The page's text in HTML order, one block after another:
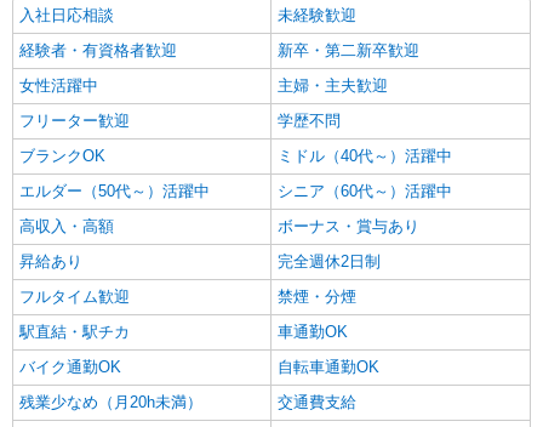
入社日応相談
未経験歓迎
経験者・有資格者歓迎
新卒・第二新卒歓迎
女性活躍中
主婦・主夫歓迎
フリーター歓迎
学歴不問
ブランクOK
ミドル（40代～）活躍中
エルダー（50代～）活躍中
シニア（60代～）活躍中
高収入・高額
ボーナス・賞与あり
昇給あり
完全週休2日制
フルタイム歓迎
禁煙・分煙
駅直結・駅チカ
車通勤OK
バイク通勤OK
自転車通勤OK
残業少なめ（月20h未満）
交通費支給